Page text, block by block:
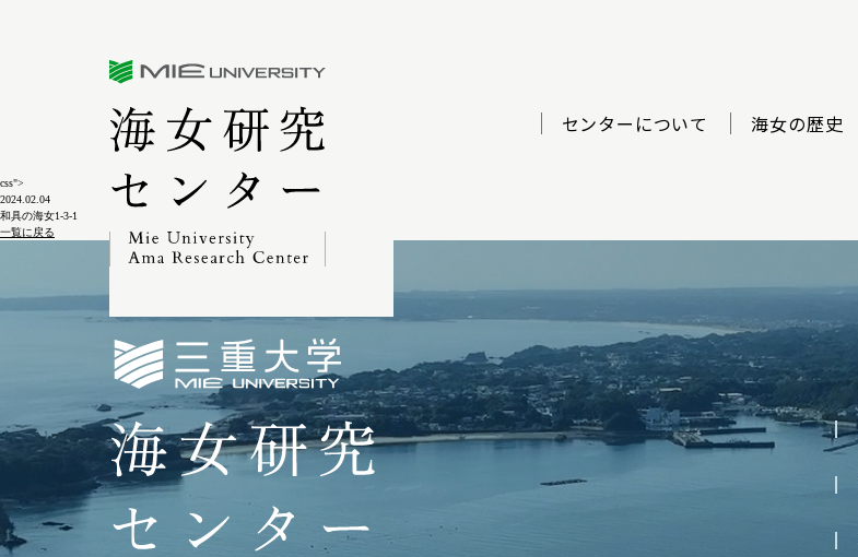
css">
センターについて 海女の歴史
2024.02.04
和具の海女1-3-1
一覧に戻る